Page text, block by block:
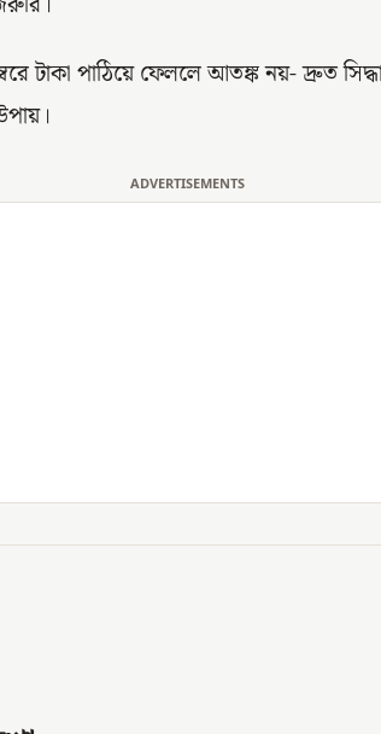
টাকা পাঠিয়ে ফেললে আতঙ্ক নয়- দ্রুত
ADVERTISEMENTS